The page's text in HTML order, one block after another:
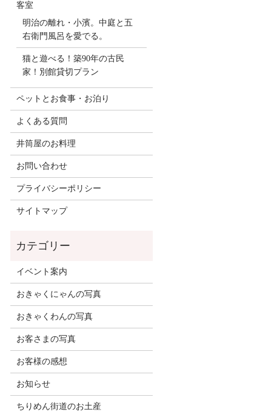
客室
明治の離れ・小濱。中庭と五
右衛門風呂を愛でる。
猫と遊べる！築90年の古民
家！別館貸切プラン
ペットとお食事・お泊り
よくある質問
井筒屋のお料理
お問い合わせ
プライバシーポリシー
サイトマップ
イベント案内
おきゃくにゃんの写真
おきゃくわんの写真
お客さまの写真
お客様の感想
お知らせ
ちりめん街道のお土産